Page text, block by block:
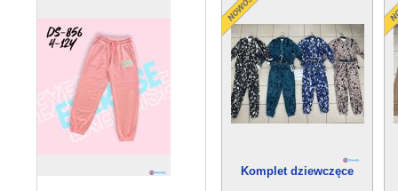
Komplet dziewczęce